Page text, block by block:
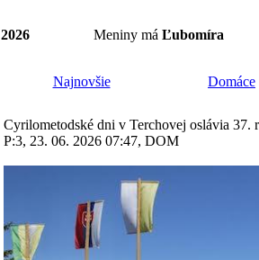
Meniny má Ľubomíra
Najnovšie Domáce
Cyrilometodské dni v Terchovej oslávia 37.
P:3, 23. 06. 2026 07:47, DOM